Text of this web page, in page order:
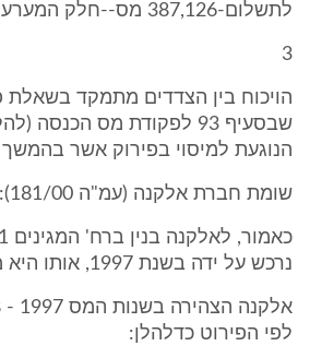
לתשלום-387,126 מס--חלק המערער 1/3 1,161,378
3
הויכוח בין הצדדים מתמקד בשאלת
שבסעיף 93 לפקודת מס
הנוגעת למיסוי בפירוק אשר
שומת חברת אלקנה (עמ"ה 181/00):
נרכש על ידה בשנת 1997, אותו היא משכירה.
לפי הפירוט כדלהלן: